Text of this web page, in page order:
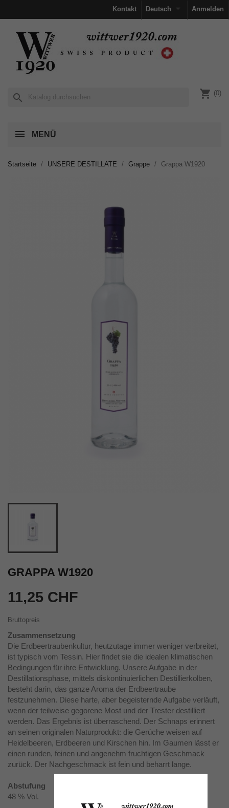
Kontakt Deutsch Anmelden
search shopping_cart (0)
MENÜ
Startseite UNSERE DESTILLATE Grappe Grappa W1920
GRAPPA W1920
11,25 CHF
Bruttopreis
Zusammensetzung
Die Erdbeertraubenkultur, heutzutage immer weniger verbreitet,
ist typisch vom Tessin. Hier findet sie die idealen klimatischen
Bedingungen für ihre Entwicklung. Unsere Aufgabe in der
Destillationsphase, mittels diskontinuierlichen Destillierkolben,
besteht darin, das ganze Aroma der Erdbeertraube
festzunehmen. Diese harte, aber begeisternde Aufgabe verläuft,
wenn der teilweise gegorene Most und der Trester destilliert
werden. Das Ergebnis ist überraschend. Der Schnaps erinnert
an seinen originalen Naturprodukt: die Gerüche weisen auf
Heidelbeeren, Erdbeeren und Kirschen hin. Im Gaumen lässt er
einen runden, feinen und angenehm fruchtigen Geschmack
zurück. Der Nachgeschmack ist fein und beharrt lange.
Abstufung
48 % Vol.